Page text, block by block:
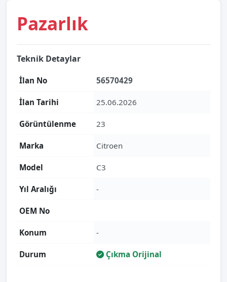
Pazarlık
Teknik Detaylar
İlan No 56570429
İlan Tarihi 25.06.2026
Görüntülenme 23
Marka Citroen
Model C3
Yıl Aralığı -
OEM No
Konum -
Durum Çıkma Orijinal